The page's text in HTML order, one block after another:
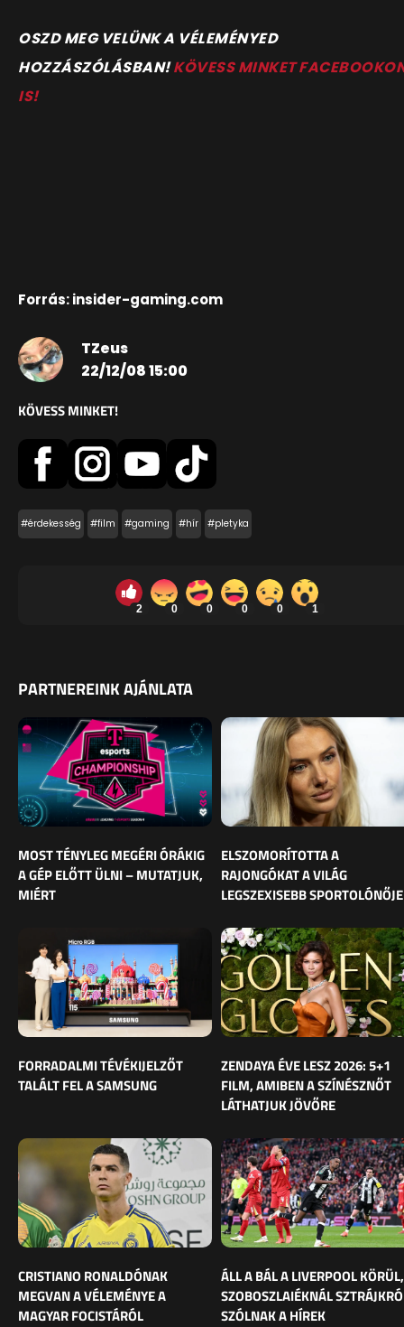
OSZD MEG VELÜNK A VÉLEMÉNYED
HOZZÁSZÓLÁSBAN!KÖVESS MINKET
IS!
Forrás: insider-gaming.com
TZeus
22/12/08 15:00
KÖVESS MINKET!
#érdekesség #film #gaming #hír #pletyka
2 0 0 0 0 1
PARTNEREINK AJÁNLATA
MOST TÉNYLEG MEGÉRI ÓRÁKIG
A GÉP ELŐTT ÜLNI – MUTATJUK,
MIÉRT
ELSZOMORÍTOTTA A
RAJONGÓKAT A VILÁG
LEGSZEXISEBB SPORTOLÓNŐJE
FORRADALMI TÉVÉKIJELZŐT
TALÁLT FEL A SAMSUNG
ZENDAYA ÉVE LESZ 2026: 5+1
FILM, AMIBEN A SZÍNÉSZNŐT
LÁTHATJUK JÖVŐRE
CRISTIANO RONALDÓNAK
MEGVAN A VÉLEMÉNYE A
MAGYAR FOCISTÁRÓL
ÁLL A BÁL A LIVERPOOL KÖRÜL,
SZOBOSZLAIÉKNÁL
SZÓLNAK A HÍREK